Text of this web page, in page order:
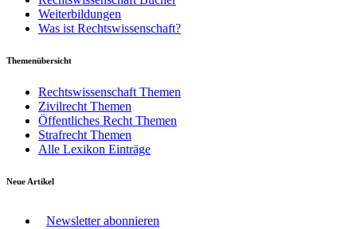
Weiterbildungen
Was ist Rechtswissenschaft?
Themenübersicht
Rechtswissenschaft Themen
Zivilrecht Themen
Öffentliches Recht Themen
Strafrecht Themen
Alle Lexikon Einträge
Neue Artikel
Newsletter abonnieren